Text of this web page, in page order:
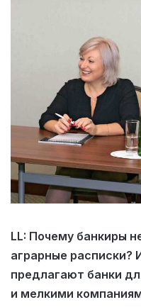
LL: Почему банкиры
аграрные расписки?
предлагают банки
и мелкими